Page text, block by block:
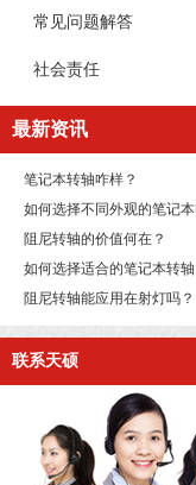
常见问题解答
社会责任
最新资讯
笔记本转轴咋样？
如何选择不同外观的笔记
阻尼转轴的价值何在？
如何选择适合的笔记本转轴
阻尼转轴能应用在射灯吗？
联系天硕